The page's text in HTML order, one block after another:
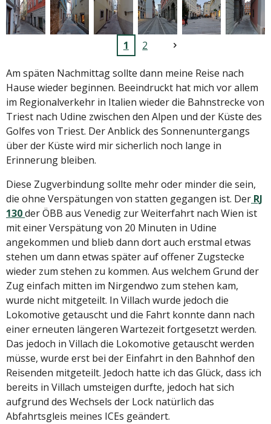
1 2
Am späten Nachmittag sollte dann meine Reise nach
Hause wieder beginnen. Beeindruckt hat mich vor allem
im Regionalverkehr in Italien wieder die Bahnstrecke von
Triest nach Udine zwischen den Alpen und der Küste des
Golfes von Triest. Der Anblick des Sonnenuntergangs
über der Küste wird mir sicherlich noch lange in
Erinnerung bleiben.
Diese Zugverbindung sollte mehr oder minder die sein,
die ohne Verspätungen von statten gegangen ist. Der RJ
130der ÖBB aus Venedig zur Weiterfahrt nach Wien ist
mit einer Verspätung von 20 Minuten in Udine
angekommen und blieb dann dort auch erstmal etwas
stehen um dann etwas später auf offener Zugstecke
wieder zum stehen zu kommen. Aus welchem Grund der
Zug einfach mitten im Nirgendwo zum stehen kam,
wurde nicht mitgeteilt. In Villach wurde jedoch die
Lokomotive getauscht und die Fahrt konnte dann nach
einer erneuten längeren Wartezeit fortgesetzt werden.
Das jedoch in Villach die Lokomotive getauscht werden
müsse, wurde erst bei der Einfahrt in den Bahnhof den
Reisenden mitgeteilt. Jedoch hatte ich das Glück, dass ich
bereits in Villach umsteigen durfte, jedoch hat sich
aufgrund des Wechsels der Lock natürlich das
Abfahrtsgleis meines ICEs geändert.